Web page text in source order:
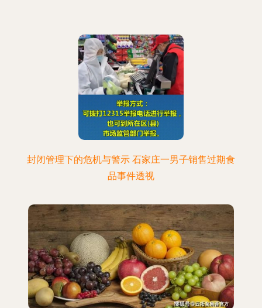
封闭管理下的危机与警示 石家庄一男子销售过期食
品事件透视